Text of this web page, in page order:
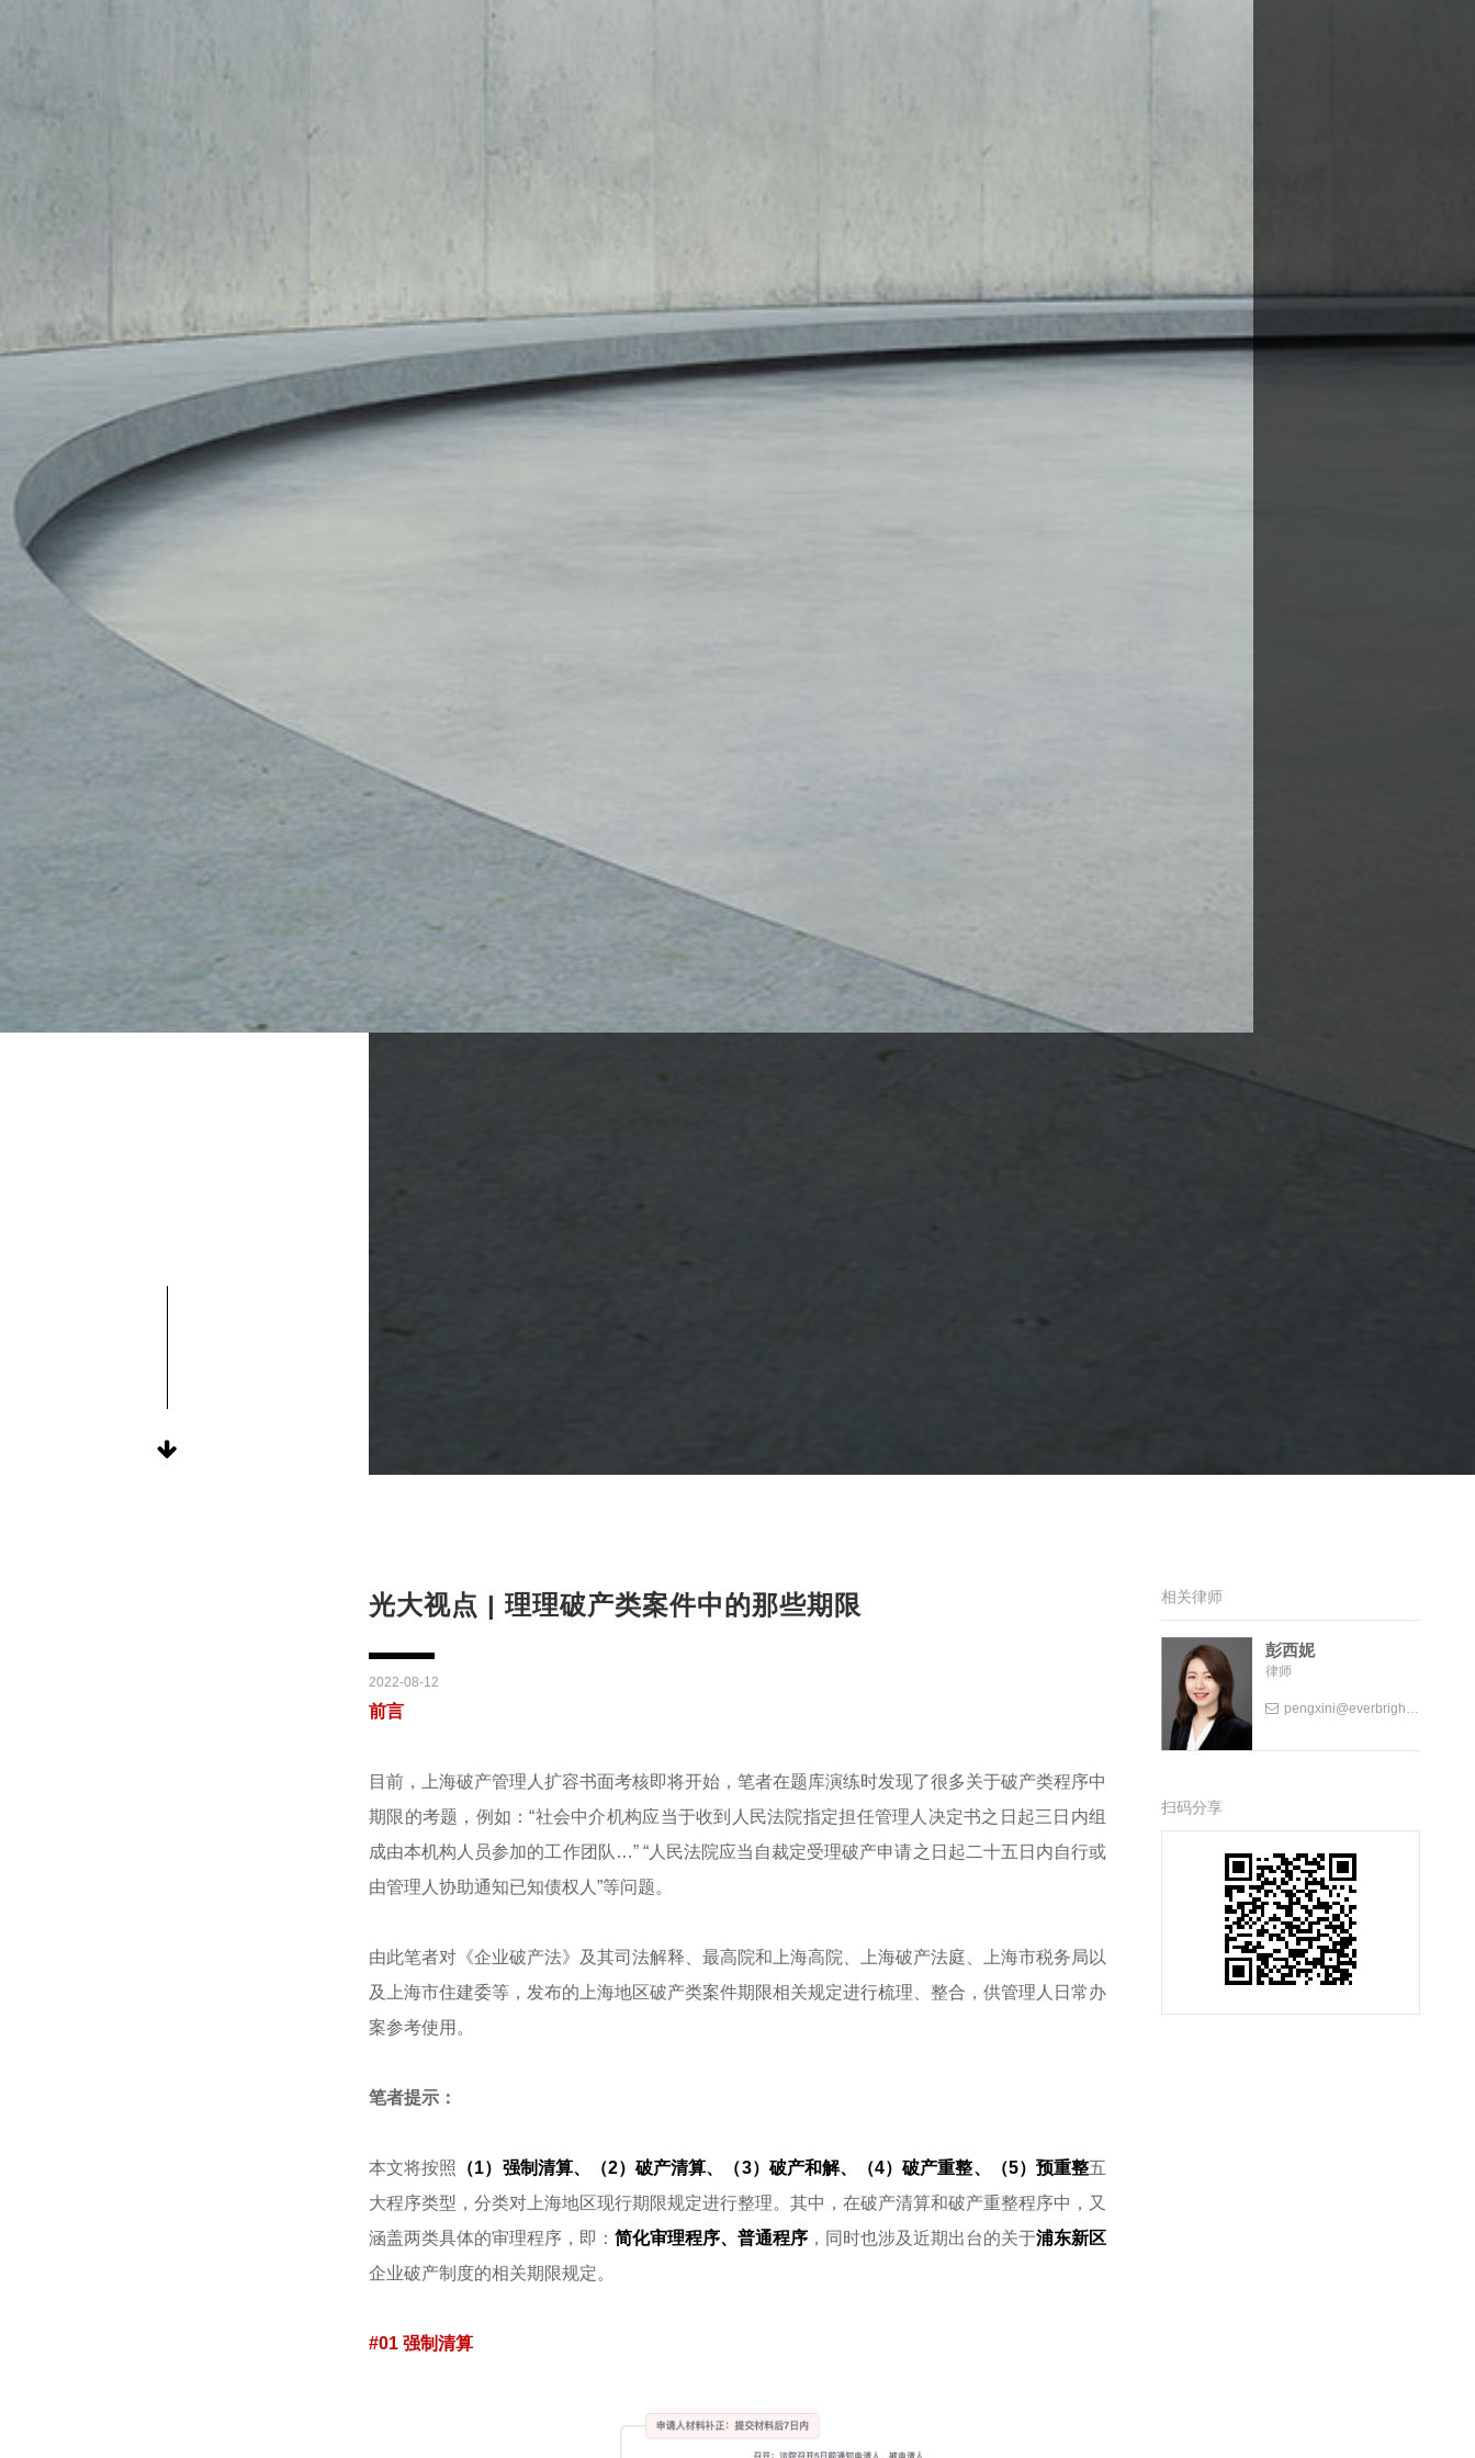
光大视点 | 理理破产类案件中的那些期限
2022-08-12
前言
目前，上海破产管理人扩容书面考核即将开始，笔者在题库演练时发现了很多关于破产类程序中
期限的考题，例如：“社会中介机构应当于收到人民法院指定担任管理人决定书之日起三日内组
成由本机构人员参加的工作团队…” “人民法院应当自裁定受理破产申请之日起二十五日内自行或
由管理人协助通知已知债权人”等问题。
由此笔者对《企业破产法》及其司法解释、最高院和上海高院、上海破产法庭、上海市税务局以
及上海市住建委等，发布的上海地区破产类案件期限相关规定进行梳理、整合，供管理人日常办
案参考使用。
笔者提示：
本文将按照 （1）强制清算、（2）破产清算、（3）破产和解、（4）破产重整、（5）预重整五
大程序类型，分类对上海地区现行期限规定进行整理。其中，在破产清算和破产重整程序中，又
涵盖两类具体的审理程序，即： 简化审理程序、普通程序 ，同时也涉及近期出台的关于浦东新区
企业破产制度的相关期限规定。
#01 强制清算
相关律师
彭西妮
律师
pengxini@everbrightlaw.com
扫码分享